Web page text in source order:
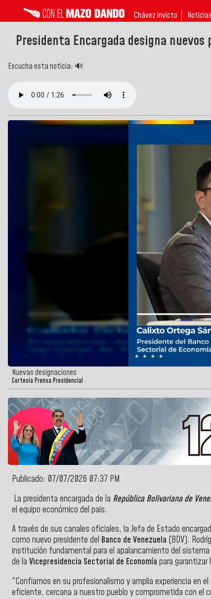
Chávez invicto
Presidenta Encargada designa
Escucha esta noticia: 🔊
Nuevas designaciones
Cortesía Prensa Presidencial
Publicado: 07/07/2026 07:37 PM
La presidenta encargada de la República Bolivariana de
el equipo económico del país.
A través de sus canales oficiales, la Jefa de Estado
como nuevo presidente del Banco de Venezuela (BDV).
institución fundamental para el apalancamiento del
de la Vicepresidencia Sectorial de Economía para garantizar
"Confiamos en su profesionalismo y amplia experiencia en
eficiente, cercana a nuestro pueblo y comprometida con el